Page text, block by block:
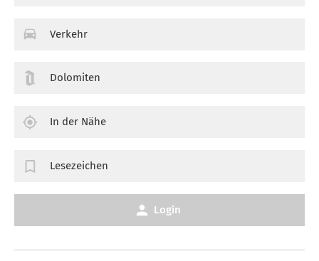
Verkehr
Dolomiten
In der Nähe
Lesezeichen
Login